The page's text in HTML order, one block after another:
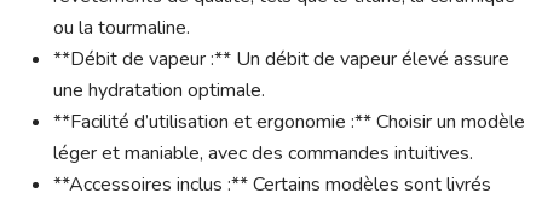
ou la tourmaline.
**Débit de vapeur :** Un débit de vapeur élevé assure
une hydratation optimale.
**Facilité d’utilisation et ergonomie :** Choisir un modèle
léger et maniable, avec des commandes intuitives.
**Accessoires inclus :** Certains modèles sont livrés